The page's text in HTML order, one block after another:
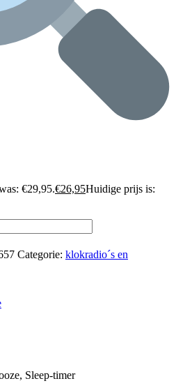
€29,95.€26,95Huidige prijs is:
Categorie: klokradio´s en
Sleep-timer